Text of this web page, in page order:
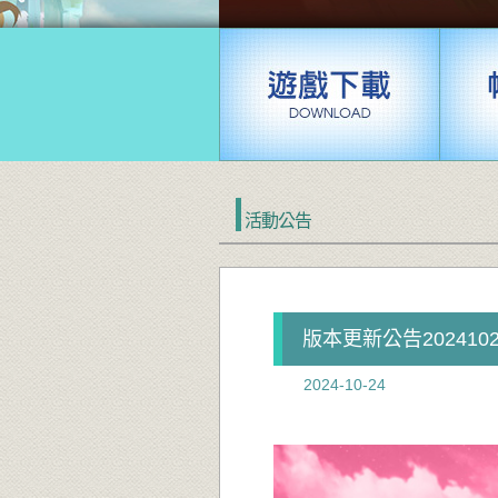
活動公告
版本更新公告
2024-10-24